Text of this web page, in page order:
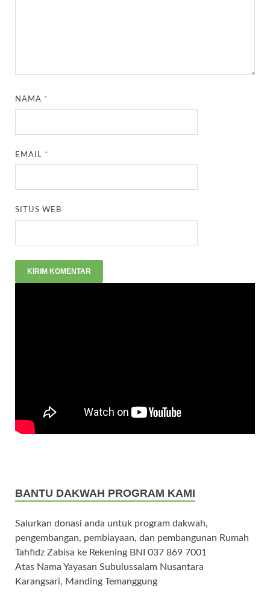
NAMA *
EMAIL *
SITUS WEB
BANTU DAKWAH PROGRAM KAMI
Salurkan donasi anda untuk program dakwah,
pengembangan, pembiayaan, dan pembangunan Rumah
Tahfidz Zabisa ke Rekening BNI 037 869 7001
Atas Nama Yayasan Subulussalam Nusantara
Karangsari, Manding Temanggung